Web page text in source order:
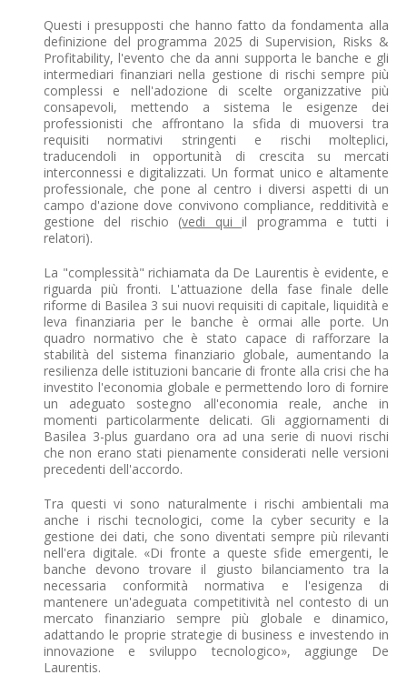
Questi i presupposti che hanno fatto da fondamenta alla
definizione del programma 2025 di Supervision, Risks &
Profitability, l'evento che da anni supporta le banche e gli
intermediari finanziari nella gestione di rischi sempre più
complessi e nell'adozione di scelte organizzative più
consapevoli, mettendo a sistema le esigenze dei
professionisti che affrontano la sfida di muoversi tra
requisiti normativi stringenti e rischi molteplici,
traducendoli in opportunità di crescita su mercati
interconnessi e digitalizzati. Un format unico e altamente
professionale, che pone al centro i diversi aspetti di un
campo d'azione dove convivono compliance, redditività e
gestione del rischio (vedi quiil programma e tutti i
relatori).
La "complessità" richiamata da De Laurentis è evidente, e
riguarda più fronti. L'attuazione della fase finale delle
riforme di Basilea 3 sui nuovi requisiti di capitale, liquidità e
leva finanziaria per le banche è ormai alle porte. Un
quadro normativo che è stato capace di rafforzare la
stabilità del sistema finanziario globale, aumentando la
resilienza delle istituzioni bancarie di fronte alla crisi che ha
investito l'economia globale e permettendo loro di fornire
un adeguato sostegno all'economia reale, anche in
momenti particolarmente delicati. Gli aggiornamenti di
Basilea 3-plus guardano ora ad una serie di nuovi rischi
che non erano stati pienamente considerati nelle versioni
precedenti dell'accordo.
Tra questi vi sono naturalmente i rischi ambientali ma
anche i rischi tecnologici, come la cyber security e la
gestione dei dati, che sono diventati sempre più rilevanti
nell'era digitale. «Di fronte a queste sfide emergenti, le
banche devono trovare il giusto bilanciamento tra la
necessaria conformità normativa e l'esigenza di
mantenere un'adeguata competitività nel contesto di un
mercato finanziario sempre più globale e dinamico,
adattando le proprie strategie di business e investendo in
innovazione e sviluppo tecnologico», aggiunge De
Laurentis.